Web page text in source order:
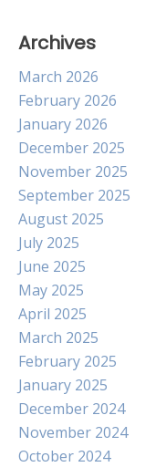
Archives
March 2026
February 2026
January 2026
December 2025
November 2025
September 2025
August 2025
July 2025
June 2025
May 2025
April 2025
March 2025
February 2025
January 2025
December 2024
November 2024
October 2024